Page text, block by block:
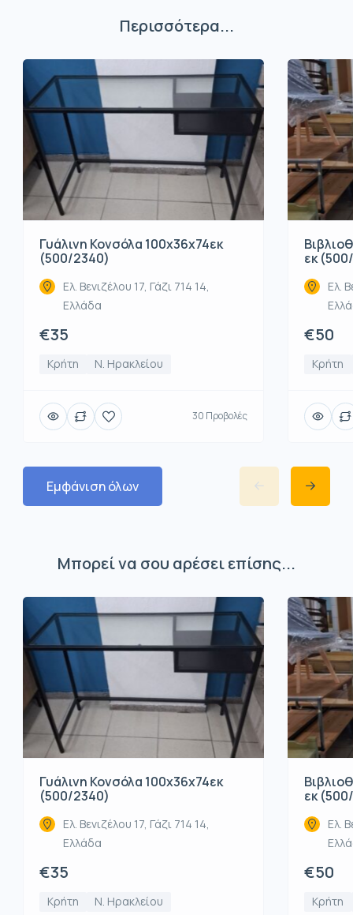
Περισσότερα...
Γυάλινη Κονσόλα 100x36x74εκ
(500/2340)
Ελ. Βενιζέλου 17, Γάζι 714 14,
Ελλάδα
€35
Κρήτη Ν. Ηρακλείου
30 Προβολές
εκ
Ελ.
€50
Κρήτη
Εμφάνιση όλων
Μπορεί να σου αρέσει επίσης...
Γυάλινη Κονσόλα 100x36x74εκ
(500/2340)
Ελ. Βενιζέλου 17, Γάζι 714 14,
Ελλάδα
€35
Κρήτη Ν. Ηρακλείου
εκ
Ελ.
€50
Κρήτη